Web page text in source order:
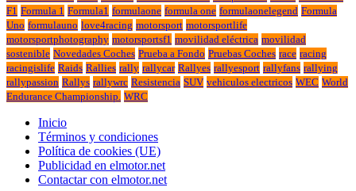
F1 Formula 1 Formula1 formulaone formula one formulaonelegend Formula
Uno formulauno love4racing motorsport motorsportlife
motorsportphotography motorsportsf1 movilidad eléctrica movilidad
sostenible Novedades Coches Prueba a Fondo Pruebas Coches race racing
racingislife Raids Rallies rally rallycar Rallyes rallyesport rallyfans rallying
rallypassion Rallys rallywrc Resistencia SUV vehiculos electricos WEC World
Endurance Championship. WRC
Inicio
Términos y condiciones
Política de cookies (UE)
Publicidad en elmotor.net
Contactar con elmotor.net